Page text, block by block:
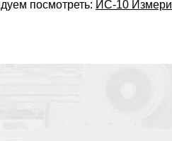
посмотреть: ИС-10